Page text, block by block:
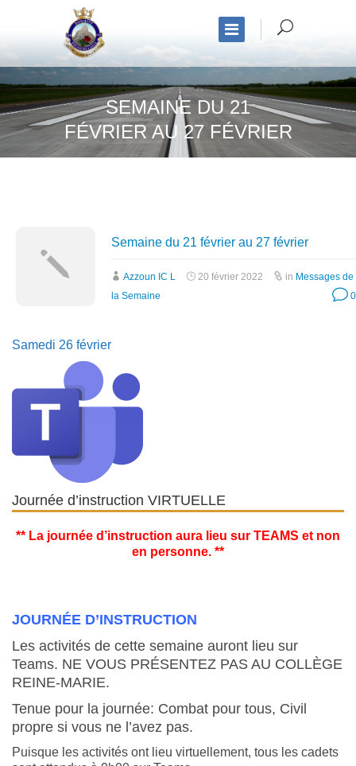
SEMAINE DU 21
FÉVRIER AU 27 FÉVRIER
Semaine du 21 février au 27 février
Azzoun IC L 20 février 2022 in Messages de
la Semaine
0
Samedi 26 février
Journée d’instruction VIRTUELLE
** La journée d’instruction aura lieu sur TEAMS et non
en personne. **
JOURNÉE D’INSTRUCTION
Les activités de cette semaine auront lieu sur
Teams. NE VOUS PRÉSENTEZ PAS AU COLLÈGE
REINE-MARIE.
Tenue pour la journée: Combat pour tous, Civil
propre si vous ne l’avez pas.
Puisque les activités ont lieu virtuellement, tous les cadets